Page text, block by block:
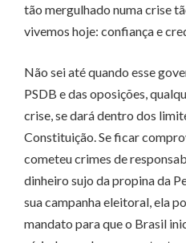
tão mergulhado numa crise
vivemos hoje: confiança e
Não sei até quando esse
PSDB e das oposições,
crise, se dará dentro dos
Constituição. Se ficar
cometeu crimes de
dinheiro sujo da propina da
sua campanha eleitoral, ela
mandato para que o Brasil